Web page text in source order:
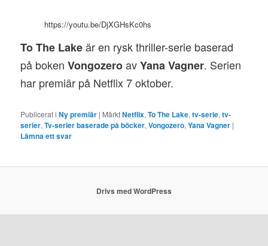
https://youtu.be/DjXGHsKc0hs
To The Lakeär en rysk thriller-serie baserad
på bokenVongozeroavYana Vagner. Serien
har premiär på Netflix 7 oktober.
Publicerat i Ny premiär | MärktNetflix,To The Lake,tv-serie,tv-
serier,Tv-serier baserade på böcker,Vongozero,Yana Vagner |
Lämna ett svar
Drivs med WordPress